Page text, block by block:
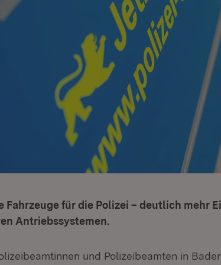
Fahrzeuge für die Polizei – deutlich mehr
Antriebssystemen.
und Polizeibeamten in